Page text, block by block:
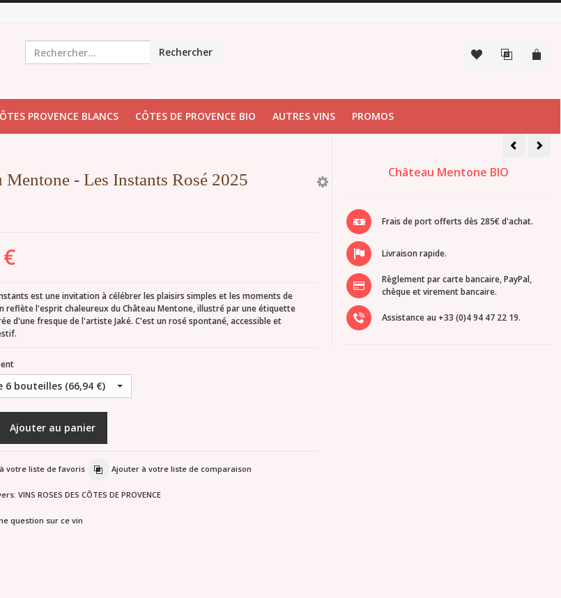
Rechercher
PROVENCE BLANCS CÔTES DE PROVENCE BIO AUTRES VINS PROMOS
Mentone - Les Instants Rosé 2025
est une invitation à célébrer les plaisirs simples et les moments de
reflète l'esprit chaleureux du Château Mentone, illustré par une étiquette
d'une fresque de l'artiste Jaké. C'est un rosé spontané, accessible et
6 bouteilles (66,94 €)
votre liste de favoris Ajouter à votre liste de comparaison
VINS ROSES DES CÔTES DE PROVENCE
question sur ce vin
fraicheur
Château Mentone BIO
Frais de port offerts dès 285€ d'achat.
Livraison rapide.
Règlement par carte bancaire, PayPal,
chèque et virement bancaire.
Assistance au +33 (0)4 94 47 22 19.